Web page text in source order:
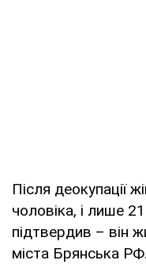
Після деокупації
чоловіка, і лише
підтвердив – він
міста Брянська РФ.